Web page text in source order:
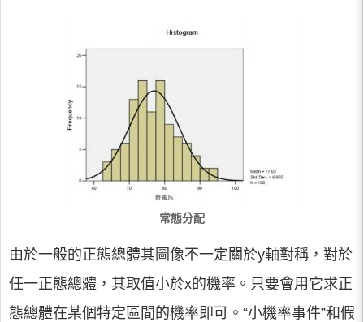
常態分配
由於一般的正態總體其圖像不一定關於y軸對稱，對於
任一正態總體，其取值小於x的機率。只要會用它求正
態總體在某個特定區間的機率即可。“小機率事件”和假